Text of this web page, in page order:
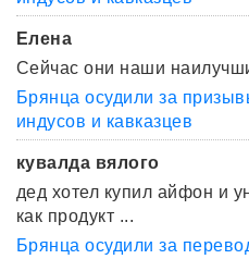
Елена
Сейчас они наши
Брянца осудили за
индусов и кавказцев
кувалда вялого
дед хотел купил айфон и
как продукт ...
Брянца осудили за